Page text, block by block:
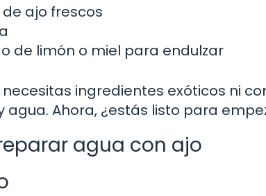
ajo frescos
de limón o miel para endulzar
necesitas ingredientes exóticos ni
agua. Ahora, ¿estás listo para
agua con ajo